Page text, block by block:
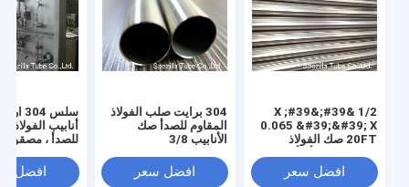
1/2 &#39;&#39; X
0.065 &#39;&#39; X
20FT صك الفولاذ
الباردة مسحوب برايت
صلب
افضل سعر
304 برايت صلب الفولاذ
المقاوم للصدأ صك
الأنابيب 3/8
&#39;&#39; X 20FT
افضل سعر
سلس
أنابيب الفولاذ
للصدأ ، مصقول
ASTM A269
افضل